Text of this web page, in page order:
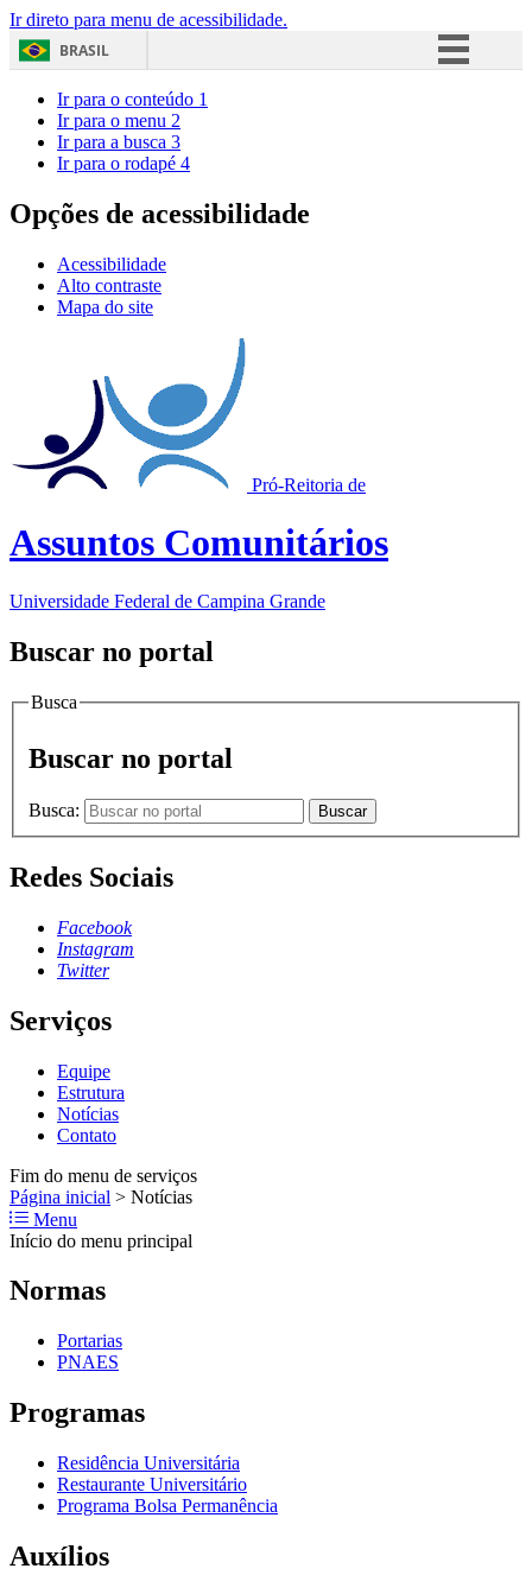
Ir direto para menu de acessibilidade.
BRASIL
Acesso à informação
Ir para o conteúdo 1
Ir para o menu 2
Ir para a busca 3
Ir para o rodapé 4
Opções de acessibilidade
Acessibilidade
Alto contraste
Mapa do site
Pró-Reitoria de
Assuntos Comunitários
Universidade Federal de Campina Grande
Buscar no portal
Busca
Buscar no portal
Busca: Buscar
Redes Sociais
Facebook
Instagram
Twitter
Serviços
Equipe
Estrutura
Notícias
Contato
Fim do menu de serviços
Página inicial > Notícias
Menu
Início do menu principal
Normas
Portarias
PNAES
Programas
Residência Universitária
Restaurante Universitário
Programa Bolsa Permanência
Auxílios